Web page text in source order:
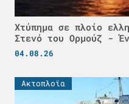
Χτύπημα σε πλοίο
Στενό του Ορμούζ -
04.08.26
Ακτοπλοϊα